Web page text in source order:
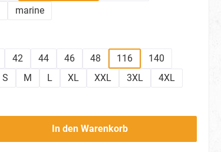
marine
42 44 46 48 116
140
S M L XL XXL 3XL
4XL
In den Warenkorb